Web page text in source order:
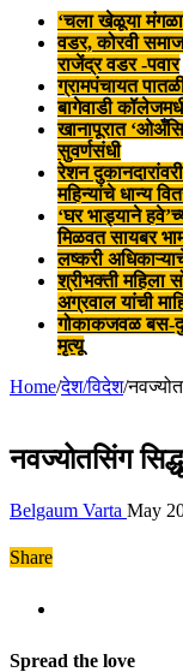
‘चला खेळूया
वडर, कोरवी
राजेंद्र वडर -पवार
ग्रामपंचायत
बागेवाडी
खानापूरात
सुवर्णसंधी
रेशन
महिन्यांचे धान्य
‘घर भाड्याने
मिळवत सायबर
लष्करी
श्रीभक्ती महिला
अग्रवाल यांची
गोकाकजवळ बस-
मृत्यू
Home/देश/विदेश/
नवज्योतसिंग
Belgaum Varta May
Share
Spread the love